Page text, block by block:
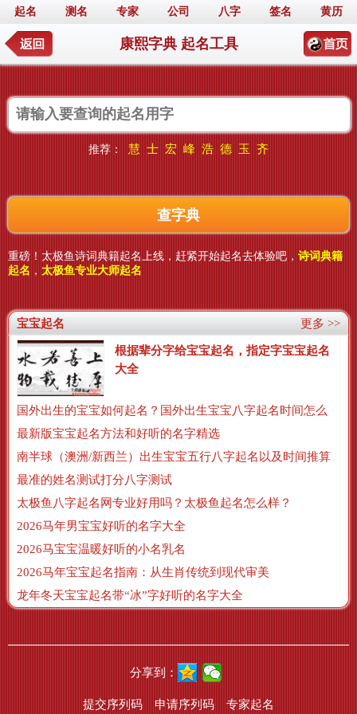
起名 测名 专家 公司 八字 签名 黄历
康熙字典 起名工具
推荐： 慧 士 宏 峰 浩 德 玉 齐
重磅！太极鱼诗词典籍起名上线，赶紧开始起名去体验吧， 诗词典籍
起名 ， 太极鱼专业大师起名
更多 >>
宝宝起名
根据辈分字给宝宝起名，指定字宝宝起名
大全
最新版宝宝起名方法和好听的名字精选
南半球（澳洲/新西兰）出生宝宝五行八字起名以及时间推算
最准的姓名测试打分八字测试
太极鱼八字起名网专业好用吗？太极鱼起名怎么样？
2026马年男宝宝好听的名字大全
2026马宝宝温暖好听的小名乳名
2026马年宝宝起名指南：从生肖传统到现代审美
龙年冬天宝宝起名带“冰”字好听的名字大全
分享到：
提交序列码 申请序列码 专家起名